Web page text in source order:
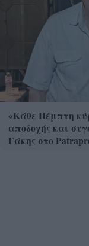
«Κάθε Πέμπτη
αποδοχής και
Γάκης στο